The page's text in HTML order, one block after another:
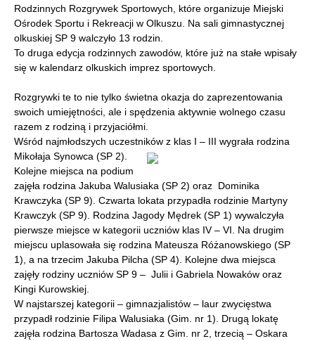
Rodzinnych Rozgrywek Sportowych, które organizuje Miejski
Ośrodek Sportu i Rekreacji w Olkuszu. Na sali gimnastycznej
olkuskiej SP 9 walczyło 13 rodzin.
To druga edycja rodzinnych zawodów, które już na stałe wpisały
się w kalendarz olkuskich imprez sportowych.
Rozgrywki te to nie tylko świetna okazja do zaprezentowania
swoich umiejętności, ale i spędzenia aktywnie wolnego czasu
razem z rodziną i przyjaciółmi.
Wśród najmłodszych uczestników z klas I – III wygrała rodzina
Mikołaja Synowca (SP 2).
Kolejne miejsca na podium
zajęła rodzina Jakuba Walusiaka (SP 2) oraz Dominika
Krawczyka (SP 9). Czwarta lokata przypadła rodzinie Martyny
Krawczyk (SP 9). Rodzina Jagody Mędrek (SP 1) wywalczyła
pierwsze miejsce w kategorii uczniów klas IV – VI. Na drugim
miejscu uplasowała się rodzina Mateusza Różanowskiego (SP
1), a na trzecim Jakuba Pilcha (SP 4). Kolejne dwa miejsca
zajęły rodziny uczniów SP 9 – Julii i Gabriela Nowaków oraz
Kingi Kurowskiej.
W najstarszej kategorii – gimnazjalistów – laur zwycięstwa
przypadł rodzinie Filipa Walusiaka (Gim. nr 1). Drugą lokatę
zajęła rodzina Bartosza Wadasa z Gim. nr 2, trzecią – Oskara